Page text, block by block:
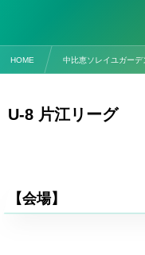
HOME 中比恵ソレイユガーデ
U-8 片江リーグ
【会場】